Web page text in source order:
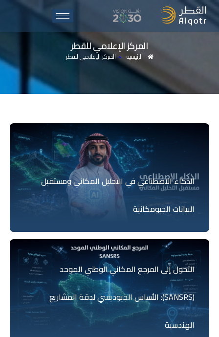
المركزالإعلاميللقطر
الرئيسية » المركز الإعلامي للقطر
الذكاء الاصطناعي في التحليل المكاني ومستقبل
البيانات الجيومكانية
التحول إلى المرجع المكاني الوطني الموحد
(SANSRS): الأساس الجيوديسي لدقة المشاريع
الهندسية